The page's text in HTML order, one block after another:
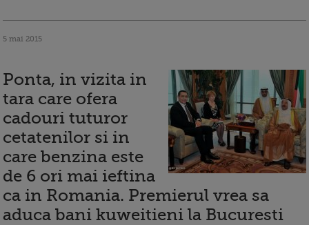
5 mai 2015
Ponta, in vizita in
tara care ofera
cadouri tuturor
cetatenilor si in
care benzina este
de 6 ori mai ieftina
ca in Romania. Premierul vrea sa
aduca bani kuweitieni la Bucuresti